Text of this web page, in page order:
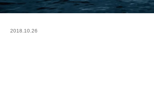
2018.10.26